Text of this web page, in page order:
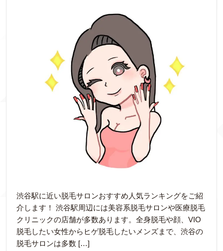
渋谷駅に近い脱毛サロンおすすめ人気ランキングをご紹
介します！ 渋谷駅周辺には美容系脱毛サロンや医療脱毛
クリニックの店舗が多数あります。全身脱毛や顔、VIO
脱毛したい女性からヒゲ脱毛したいメンズまで、渋谷の
脱毛サロンは多数 […]